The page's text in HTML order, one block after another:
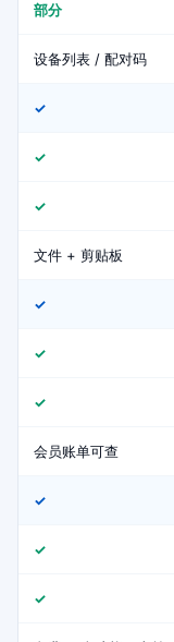
部分
设备列表 / 配对码
✓
✓
✓
文件 + 剪贴板
✓
✓
✓
会员账单可查
✓
✓
✓